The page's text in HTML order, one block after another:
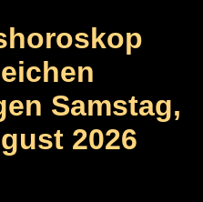
Samstag,
2026